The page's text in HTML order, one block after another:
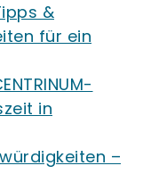
&
für ein
in
–